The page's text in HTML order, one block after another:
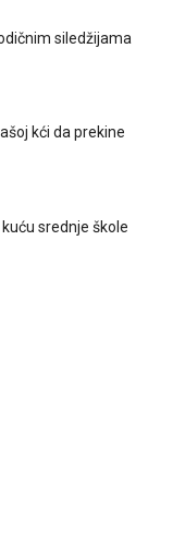
siledžijama
kći da prekine
srednje škole